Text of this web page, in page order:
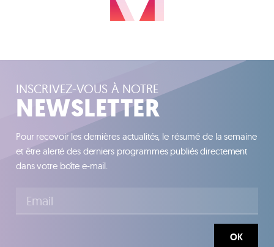
INSCRIVEZ-VOUS À NOTRE
NEWSLETTER
Pour recevoir les dernières actualités, le résumé de la semaine
et être alerté des derniers programmes publiés directement
dans votre boîte e-mail.
OK